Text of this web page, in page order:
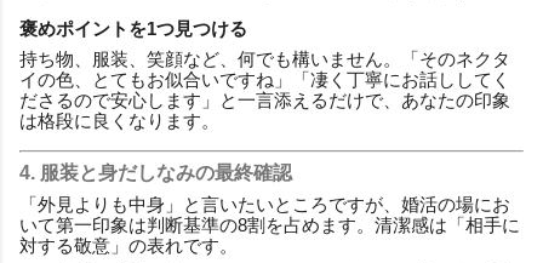
褒めポイントを1つ見つける
持ち物、服装、笑顔など、何でも構いません。「そのネクタ
イの色、とてもお似合いですね」「凄く丁寧にお話ししてく
ださるので安心します」と一言添えるだけで、あなたの印象
は格段に良くなります。
4. 服装と身だしなみの最終確認
「外見よりも中身」と言いたいところですが、婚活の場にお
いて第一印象は判断基準の8割を占めます。清潔感は「相手に
対する敬意」の表れです。